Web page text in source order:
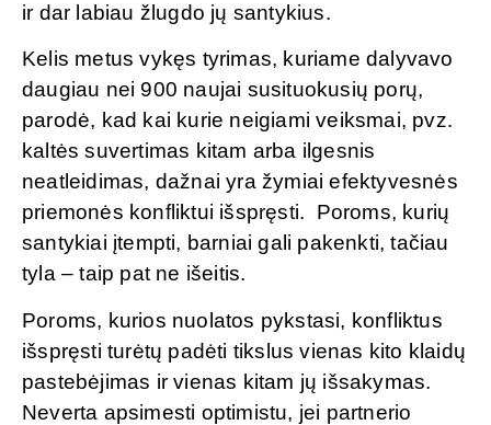
ir dar labiau žlugdo jų santykius.
Kelis metus vykęs tyrimas, kuriame dalyvavo
daugiau nei 900 naujai susituokusių porų,
parodė, kad kai kurie neigiami veiksmai, pvz.
kaltės suvertimas kitam arba ilgesnis
neatleidimas, dažnai yra žymiai efektyvesnės
priemonės konfliktui išspręsti. Poroms, kurių
santykiai įtempti, barniai gali pakenkti, tačiau
tyla – taip pat ne išeitis.
Poroms, kurios nuolatos pykstasi, konfliktus
išspręsti turėtų padėti tikslus vienas kito klaidų
pastebėjimas ir vienas kitam jų išsakymas.
Neverta apsimesti optimistu, jei partnerio